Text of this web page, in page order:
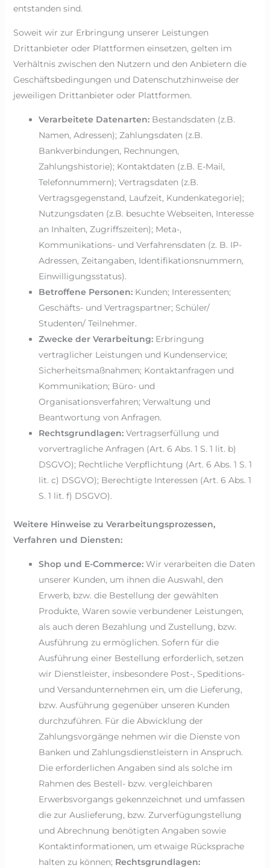
entstanden sind.
Soweit wir zur Erbringung unserer Leistungen
Drittanbieter oder Plattformen einsetzen, gelten im
Verhältnis zwischen den Nutzern und den Anbietern die
Geschäftsbedingungen und Datenschutzhinweise der
jeweiligen Drittanbieter oder Plattformen.
Verarbeitete Datenarten:Bestandsdaten (z.B.
Namen, Adressen); Zahlungsdaten (z.B.
Bankverbindungen, Rechnungen,
Zahlungshistorie); Kontaktdaten (z.B. E-Mail,
Telefonnummern); Vertragsdaten (z.B.
Vertragsgegenstand, Laufzeit, Kundenkategorie);
Nutzungsdaten (z.B. besuchte Webseiten, Interesse
an Inhalten, Zugriffszeiten); Meta-,
Kommunikations- und Verfahrensdaten (z. B. IP-
Adressen, Zeitangaben, Identifikationsnummern,
Einwilligungsstatus).
Betroffene Personen:Kunden; Interessenten;
Geschäfts- und Vertragspartner; Schüler/
Studenten/ Teilnehmer.
Zwecke der Verarbeitung:Erbringung
vertraglicher Leistungen und Kundenservice;
Sicherheitsmaßnahmen; Kontaktanfragen und
Kommunikation; Büro- und
Organisationsverfahren; Verwaltung und
Beantwortung von Anfragen.
Rechtsgrundlagen:Vertragserfüllung und
vorvertragliche Anfragen (Art. 6 Abs. 1 S. 1 lit. b)
DSGVO); Rechtliche Verpflichtung (Art. 6 Abs. 1 S. 1
lit. c) DSGVO); Berechtigte Interessen (Art. 6 Abs. 1
S. 1 lit. f) DSGVO).
Weitere Hinweise zu Verarbeitungsprozessen,
Verfahren und Diensten:
Shop und E-Commerce: Wir verarbeiten die Daten
unserer Kunden, um ihnen die Auswahl, den
Erwerb, bzw. die Bestellung der gewählten
Produkte, Waren sowie verbundener Leistungen,
als auch deren Bezahlung und Zustellung, bzw.
Ausführung zu ermöglichen. Sofern für die
Ausführung einer Bestellung erforderlich, setzen
wir Dienstleister, insbesondere Post-, Speditions-
und Versandunternehmen ein, um die Lieferung,
bzw. Ausführung gegenüber unseren Kunden
durchzuführen. Für die Abwicklung der
Zahlungsvorgänge nehmen wir die Dienste von
Banken und Zahlungsdienstleistern in Anspruch.
Die erforderlichen Angaben sind als solche im
Rahmen des Bestell- bzw. vergleichbaren
Erwerbsvorgangs gekennzeichnet und umfassen
die zur Auslieferung, bzw. Zurverfügungstellung
und Abrechnung benötigten Angaben sowie
Kontaktinformationen, um etwaige Rücksprache
halten zu können; Rechtsgrundlagen: